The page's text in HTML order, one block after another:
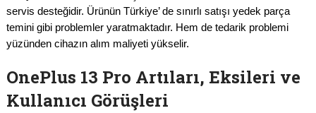
servis desteğidir. Ürünün Türkiye’ de sınırlı satışı yedek parça
temini gibi problemler yaratmaktadır. Hem de tedarik problemi
yüzünden cihazın alım maliyeti yükselir.
OnePlus 13 Pro Artıları, Eksileri ve
Kullanıcı Görüşleri